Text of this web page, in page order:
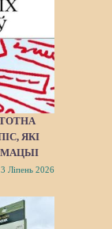
ЯКІ
Ліпень 2026